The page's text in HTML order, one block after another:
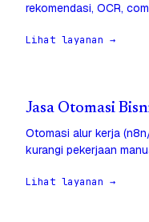
rekomendasi, OCR,
Lihat layanan →
Jasa Otomasi
Otomasi alur kerja
kurangi pekerjaan
Lihat layanan →